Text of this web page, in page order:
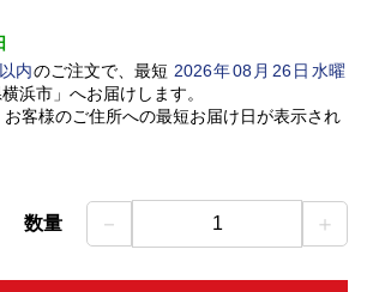
内のご注文で、最短 2026年08 月 26日水曜
浜市」 へお届けします。
お客様のご住所への最短お届け日が表示され
数量 － 1 ＋